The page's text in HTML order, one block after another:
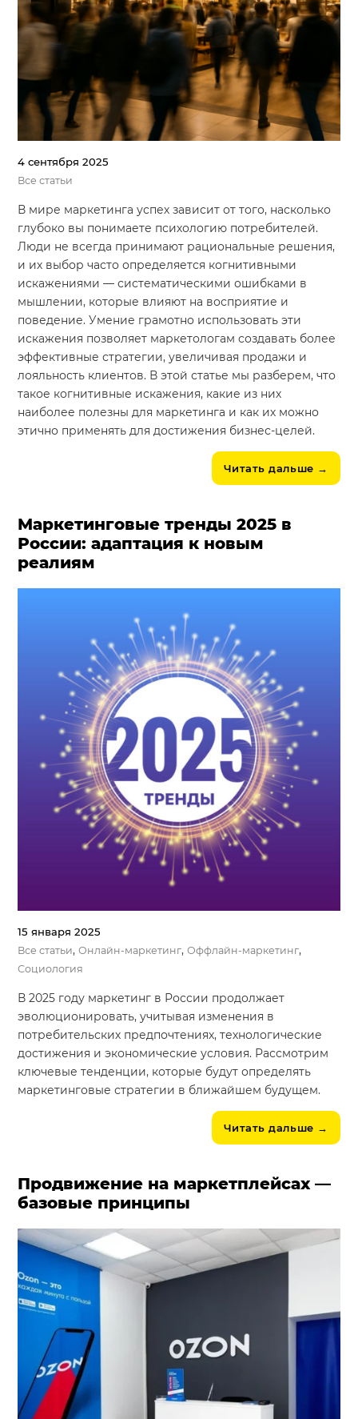
Система продаж для мебельного бизнеса
Система продаж для туристического бизнеса
Повышение конверсии сайтов
Акции
Блог
Контакты
4 сентября 2025
Все статьи
В мире маркетинга успех зависит от того, насколько
глубоко вы понимаете психологию потребителей.
Люди не всегда принимают рациональные решения,
и их выбор часто определяется когнитивными
искажениями — систематическими ошибками в
мышлении, которые влияют на восприятие и
поведение. Умение грамотно использовать эти
искажения позволяет маркетологам создавать более
эффективные стратегии, увеличивая продажи и
лояльность клиентов. В этой статье мы разберем, что
такое когнитивные искажения, какие из них
наиболее полезны для маркетинга и как их можно
этично применять для достижения бизнес-целей.
Читать дальше →
Маркетинговые тренды 2025 в
России: адаптация к новым
реалиям
15 января 2025
Все статьи,Онлайн-маркетинг,Оффлайн-маркетинг,
Социология
В 2025 году маркетинг в России продолжает
эволюционировать, учитывая изменения в
потребительских предпочтениях, технологические
достижения и экономические условия. Рассмотрим
ключевые тенденции, которые будут определять
маркетинговые стратегии в ближайшем будущем.
Читать дальше →
Продвижение на маркетплейсах —
базовые принципы